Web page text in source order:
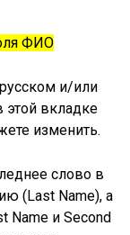
ФИО
и/или
вкладке
изменить.
слово в
(Last Name), а
Name и Second